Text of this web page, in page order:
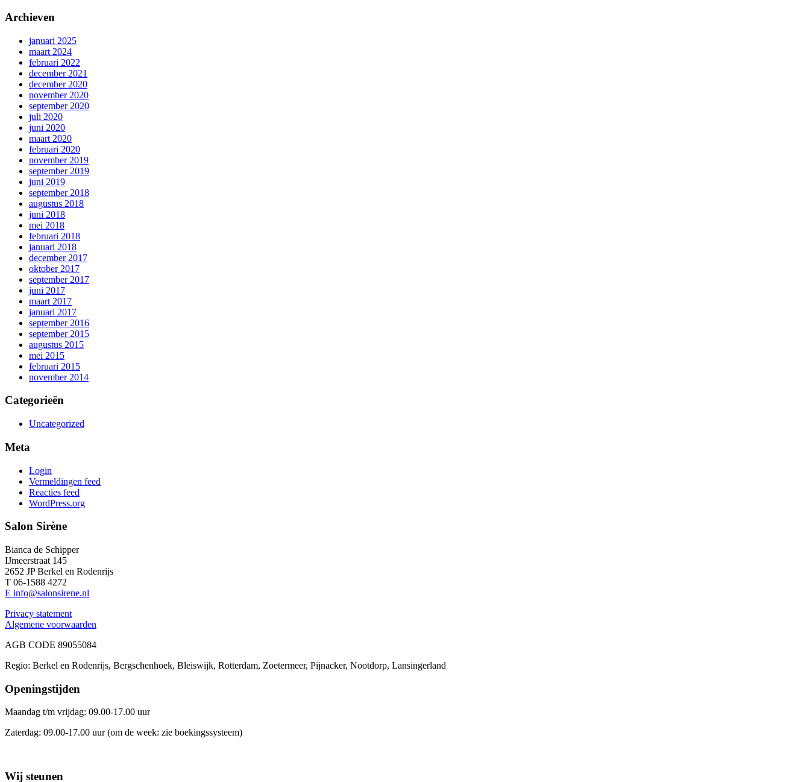
Archieven
januari 2025
maart 2024
februari 2022
december 2021
december 2020
november 2020
september 2020
juli 2020
juni 2020
maart 2020
februari 2020
november 2019
september 2019
juni 2019
september 2018
augustus 2018
juni 2018
mei 2018
februari 2018
januari 2018
december 2017
oktober 2017
september 2017
juni 2017
maart 2017
januari 2017
september 2016
september 2015
augustus 2015
mei 2015
februari 2015
november 2014
Categorieën
Uncategorized
Meta
Login
Vermeldingen feed
Reacties feed
WordPress.org
Salon Sirène
Bianca de Schipper
IJmeerstraat 145
2652 JP Berkel en Rodenrijs
T 06-1588 4272
E info@salonsirene.nl
Privacy statement
Algemene voorwaarden
AGB CODE 89055084
Regio: Berkel en Rodenrijs, Bergschenhoek, Bleiswijk, Rotterdam, Zoetermeer, Pijnacker, Nootdorp, Lansingerland
Openingstijden
Maandag t/m vrijdag: 09.00-17.00 uur
Zaterdag: 09.00-17.00 uur (om de week: zie boekingssysteem)
Wij steunen